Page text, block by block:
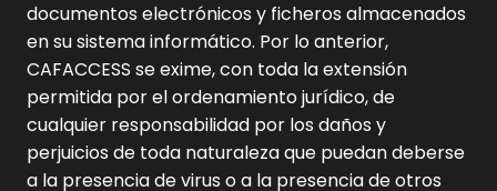
documentos electrónicos y ficheros almacenados
en su sistema informático. Por lo anterior,
CAFACCESS se exime, con toda la extensión
permitida por el ordenamiento jurídico, de
cualquier responsabilidad por los daños y
perjuicios de toda naturaleza que puedan deberse
a la presencia de virus o a la presencia de otros